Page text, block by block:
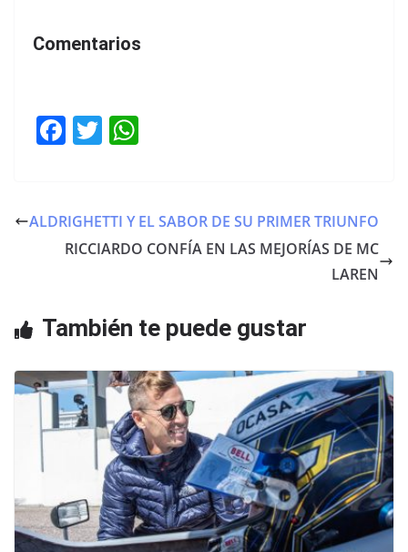
Comentarios
F
e
b
k
T
er s
A
ALDRIGHETTI Y EL SABOR DE SU PRIMER TRIUNFO
RICCIARDO CONFÍA EN LAS MEJORÍAS DE MC
LAREN
También te puede gustar